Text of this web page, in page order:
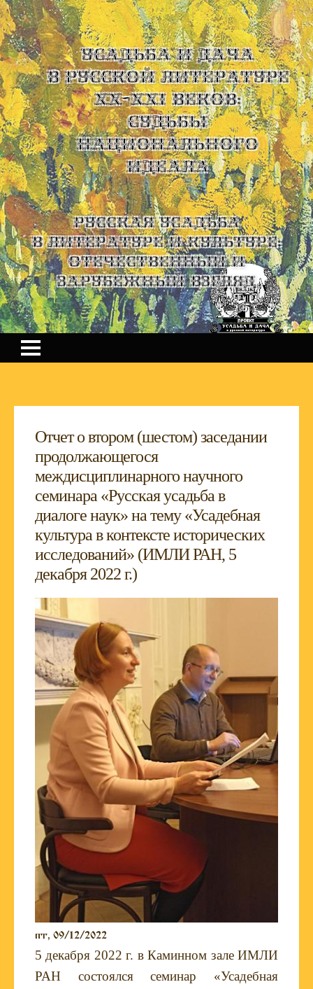
УСАДЬБА И ДАЧА
В РУССКОЙ ЛИТЕРАТУРЕ
XX-XXI ВЕКОВ:
СУДЬБЫ
НАЦИОНАЛЬНОГО
ИДЕАЛА
Русская усадьба
в литературе и культуре:
отечественный и
зарубежный взгляд
Отчет о втором (шестом) заседании
продолжающегося
междисциплинарного научного
семинара «Русская усадьба в
диалоге наук» на тему «Усадебная
культура в контексте исторических
исследований» (ИМЛИ РАН, 5
декабря 2022 г.)
пт, 09/12/2022
5 декабря 2022 г. в Каминном зале ИМЛИ
РАН состоялся семинар «Усадебная